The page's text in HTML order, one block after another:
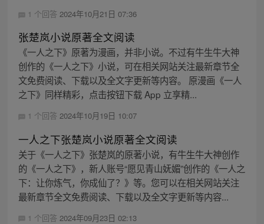
1 个回答 2024年10月21日 07:36
张楚岚小说原著全文阅读
《一人之下》原著为漫画，并非小说。不过有牛生牛大神
创作的《一人之下》小说，可在相关网站关注最新章节全
文免费阅读、下载以及全文字更新等内容。 原漫画《一人
之下》同样精彩，点击按钮下载 App 立享精...
1 个回答 2024年10月19日 10:07
一人之下张楚岚小说原著全文阅读
关于《一人之下》张楚岚的原著小说，有牛生牛大神创作
的《一人之下》，新人账号“愿见青山妩媚”创作的《一人之
下：让你炼气，你成仙了？》等。您可以在相关网站关注
最新章节全文免费阅读、下载以及全文字更新等内容...
1 个回答 2024年09月23日 02:13